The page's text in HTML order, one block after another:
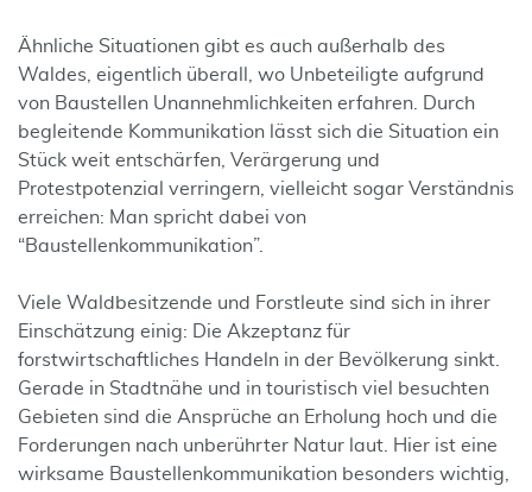
Ähnliche Situationen gibt es auch außerhalb des
Waldes, eigentlich überall, wo Unbeteiligte aufgrund
von Baustellen Unannehmlichkeiten erfahren. Durch
begleitende Kommunikation lässt sich die Situation ein
Stück weit entschärfen, Verärgerung und
Protestpotenzial verringern, vielleicht sogar Verständnis
erreichen: Man spricht dabei von
“Baustellenkommunikation”.
Viele Waldbesitzende und Forstleute sind sich in ihrer
Einschätzung einig: Die Akzeptanz für
forstwirtschaftliches Handeln in der Bevölkerung sinkt.
Gerade in Stadtnähe und in touristisch viel besuchten
Gebieten sind die Ansprüche an Erholung hoch und die
Forderungen nach unberührter Natur laut. Hier ist eine
wirksame Baustellenkommunikation besonders wichtig,